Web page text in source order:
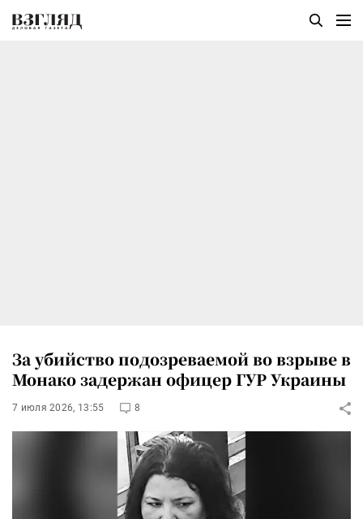
За убийство подозреваемой во взрыве в
Монако задержан офицер ГУР Украины
7 июля 2026, 13:55 8